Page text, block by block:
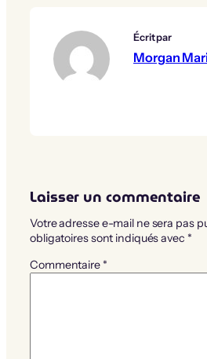
Écrit par
Morgan
Laisser un commentaire
Votre adresse e-mail ne sera pas
obligatoires sont indiqués avec *
Commentaire *